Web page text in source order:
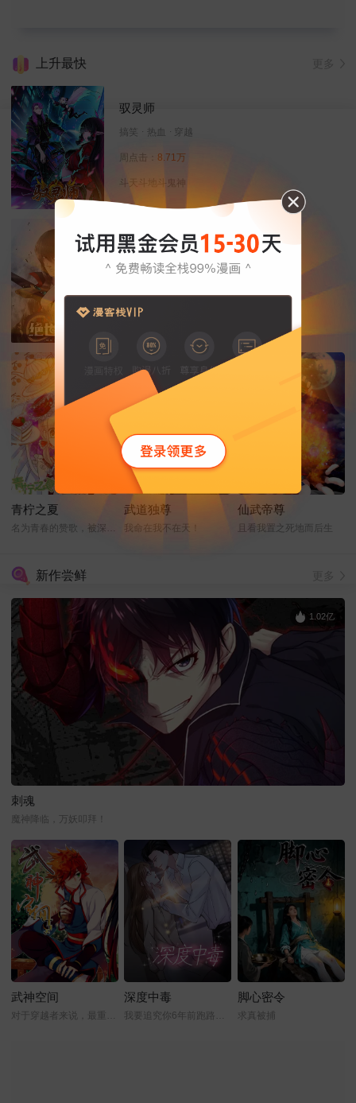
上升最快
驭灵师
搞笑 热血 穿越
周点击： 8.71万
斗天斗地斗鬼神
绝世武神
冒险 热血 动作
武道，决定命运
青柠之夏
名为青春的赞歌，被深情的奏响！
武道独尊
我命在我不在天！
仙武帝尊
且看我置之死地而后生
新作尝鲜
刺魂
魔神降临，万妖叩拜！
1.02亿
武神空间
对于穿越者来说，最重要的是什么？
深度中毒
我要追究你6年前跑路的责任
脚心密令
求真被捕